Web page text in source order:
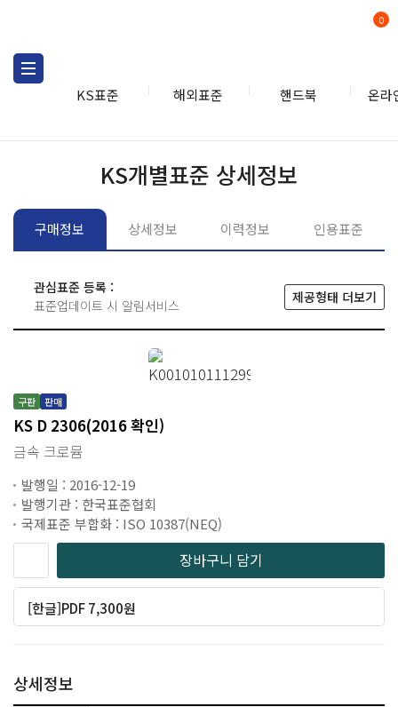
KS표준 해외표준 핸드북 온라
0
KS개별표준 상세정보
구매정보 상세정보 이력정보 인용표준
관심표준 등록 :
표준업데이트 시 알림서비스
제공형태 더보기
구판 판매
KS D 2306(2016 확인)
금속 크로뮴
발행일 : 2016-12-19
발행기관 : 한국표준협회
국제표준 부합화 : ISO 10387(NEQ)
장바구니 담기
[한글]PDF 7,300원
상세정보